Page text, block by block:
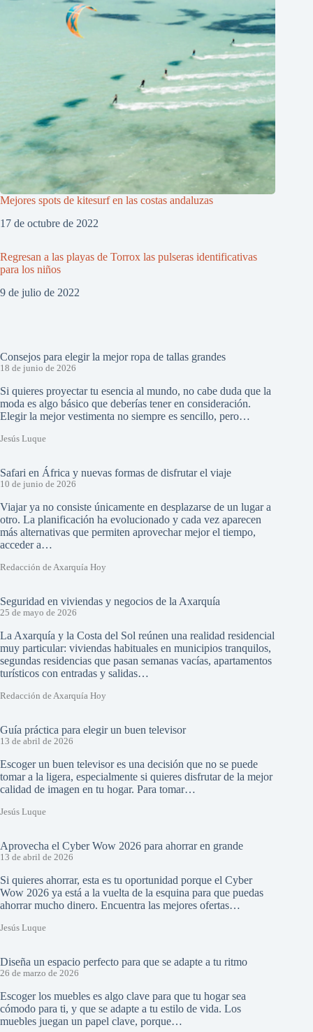
Mejores spots de kitesurf en las costas andaluzas
17 de octubre de 2022
Regresan a las playas de Torrox las pulseras identificativas
para los niños
9 de julio de 2022
Consejos para elegir la mejor ropa de tallas grandes
18 de junio de 2026
Si quieres proyectar tu esencia al mundo, no cabe duda que la
moda es algo básico que deberías tener en consideración.
Elegir la mejor vestimenta no siempre es sencillo, pero…
Jesús Luque
Safari en África y nuevas formas de disfrutar el viaje
10 de junio de 2026
Viajar ya no consiste únicamente en desplazarse de un lugar a
otro. La planificación ha evolucionado y cada vez aparecen
más alternativas que permiten aprovechar mejor el tiempo,
acceder a…
Redacción de Axarquía Hoy
Seguridad en viviendas y negocios de la Axarquía
25 de mayo de 2026
La Axarquía y la Costa del Sol reúnen una realidad residencial
muy particular: viviendas habituales en municipios tranquilos,
segundas residencias que pasan semanas vacías, apartamentos
turísticos con entradas y salidas…
Redacción de Axarquía Hoy
Guía práctica para elegir un buen televisor
13 de abril de 2026
Escoger un buen televisor es una decisión que no se puede
tomar a la ligera, especialmente si quieres disfrutar de la mejor
calidad de imagen en tu hogar. Para tomar…
Jesús Luque
Aprovecha el Cyber Wow 2026 para ahorrar en grande
13 de abril de 2026
Si quieres ahorrar, esta es tu oportunidad porque el Cyber
Wow 2026 ya está a la vuelta de la esquina para que puedas
ahorrar mucho dinero. Encuentra las mejores ofertas…
Jesús Luque
Diseña un espacio perfecto para que se adapte a tu ritmo
26 de marzo de 2026
Escoger los muebles es algo clave para que tu hogar sea
cómodo para ti, y que se adapte a tu estilo de vida. Los
muebles juegan un papel clave, porque…